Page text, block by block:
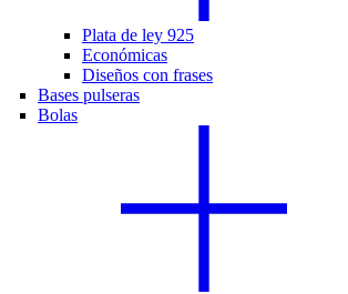
Plata de ley 925
Económicas
Diseños con frases
Bases pulseras
Bolas